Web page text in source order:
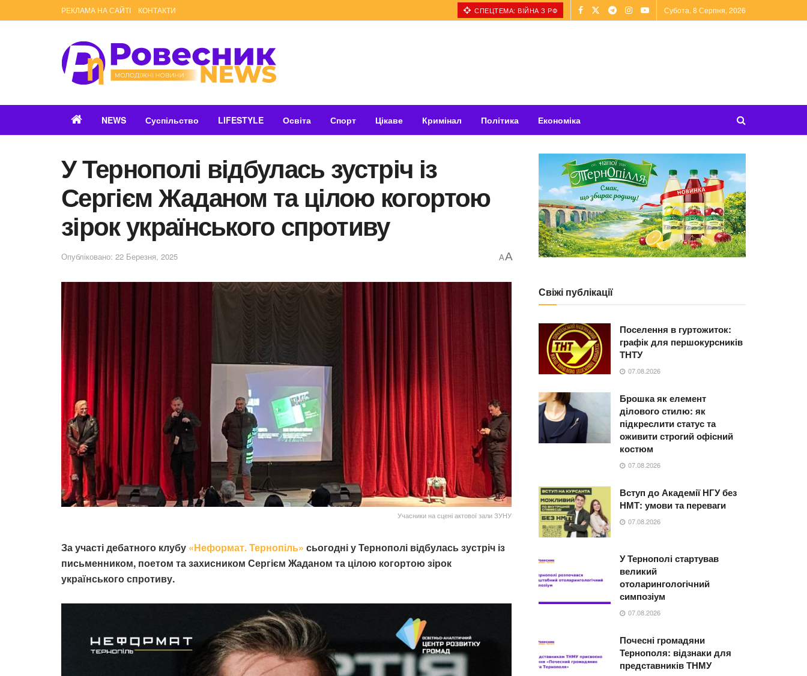
РЕКЛАМА НА САЙТІ КОНТАКТИ СПЕЦТЕМА: ВІЙНА З РФ Субота, 8 Серпня, 2026
NEWS Суспільство LIFESTYLE Освіта Спорт Цікаве Кримінал Політика Економіка
У Тернополі відбулась зустріч із
Сергієм Жаданом та цілою когортою
зірок українського спротиву
Опубліковано: 22 Березня, 2025 AA
Учасники на сцені актової зали ЗУНУ
За участі дебатного клубу «Неформат. Тернопіль» сьогодні у Тернополі відбулась зустріч із
письменником, поетом та захисником Сергієм Жаданом та цілою когортою зірок
українського спротиву.
Свіжі публікації
Поселення в гуртожиток:
графік для першокурсників
ТНТУ
07.08.2026
Брошка як елемент
ділового стилю: як
підкреслити статус та
оживити строгий офісний
костюм
07.08.2026
Вступ до Академії НГУ без
НМТ: умови та переваги
07.08.2026
У Тернополі стартував
великий
отоларингологічний
симпозіум
07.08.2026
Почесні громадяни
Тернополя: відзнаки для
представників ТНМУ